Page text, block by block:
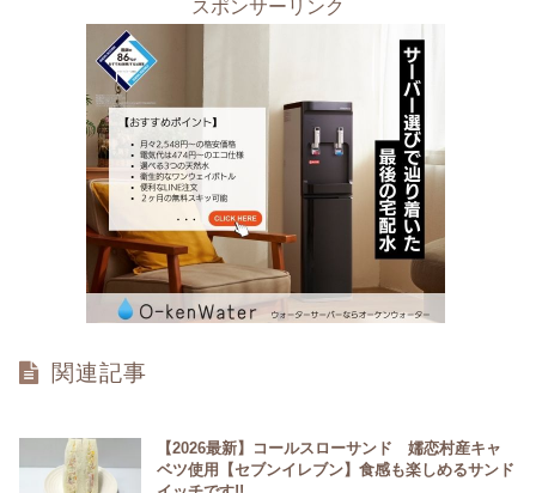
スポンサーリンク
関連記事
【2026最新】コールスローサンド 嬬恋村産キャ
ベツ使用【セブンイレブン】食感も楽しめるサンド